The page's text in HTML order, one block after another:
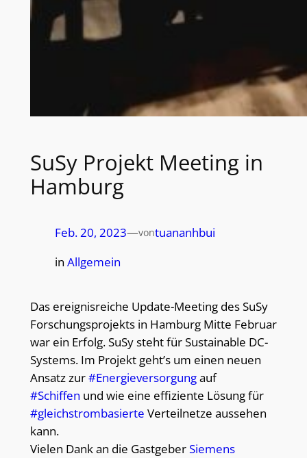
SuSy Projekt Meeting in
Hamburg
Feb. 20, 2023—vontuananhbui
in Allgemein
Das ereignisreiche Update-Meeting des SuSy
Forschungsprojekts in Hamburg Mitte Februar
war ein Erfolg. SuSy steht für Sustainable DC-
Systems. Im Projekt geht’s um einen neuen
Ansatz zur#Energieversorgungauf
#Schiffen und wie eine effiziente Lösung für
#gleichstrombasierte Verteilnetze aussehen
kann.
Vielen Dank an die GastgeberSiemens